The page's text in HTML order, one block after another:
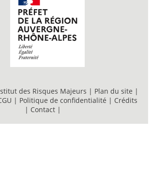
des Risques Majeurs | Plan du site |
| Politique de confidentialité | Crédits
| Contact |